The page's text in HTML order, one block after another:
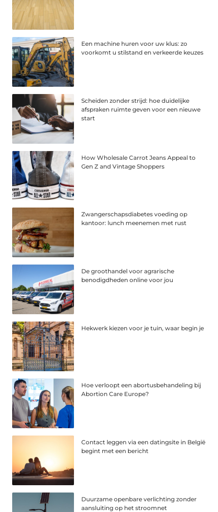
Een machine huren voor uw klus: zo
voorkomt u stilstand en verkeerde keuzes
Scheiden zonder strijd: hoe duidelijke
afspraken ruimte geven voor een nieuwe
start
How Wholesale Carrot Jeans Appeal to
Gen Z and Vintage Shoppers
Zwangerschapsdiabetes voeding op
kantoor: lunch meenemen met rust
De groothandel voor agrarische
benodigdheden online voor jou
Hekwerk kiezen voor je tuin, waar begin je
Hoe verloopt een abortusbehandeling bij
Abortion Care Europe?
Contact leggen via een datingsite in België
begint met een bericht
Duurzame openbare verlichting zonder
aansluiting op het stroomnet